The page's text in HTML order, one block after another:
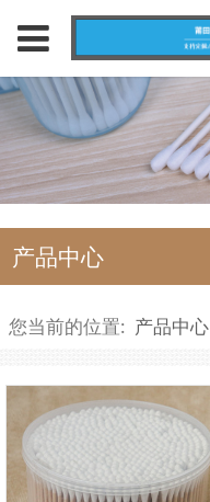
产品中心
您当前的位置: 产品中心